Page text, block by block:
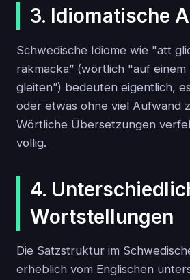
3. Idiomatische
Schwedische Idiome wie "att
räkmacka” (wörtlich "auf
gleiten”) bedeuten eigentlich,
oder etwas ohne viel Aufwand
Wörtliche Übersetzungen
völlig.
4.
Wortstellungen
Die Satzstruktur im
erheblich vom Englischen